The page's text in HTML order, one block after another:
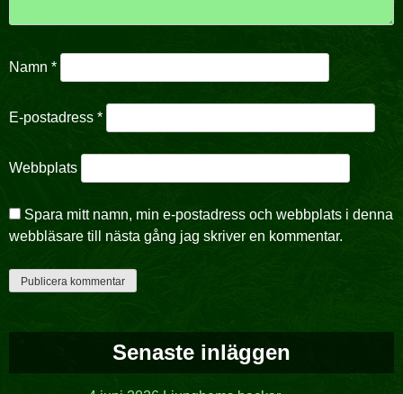
Namn *
E-postadress *
Webbplats
Spara mitt namn, min e-postadress och webbplats i denna
webbläsare till nästa gång jag skriver en kommentar.
Senaste inläggen